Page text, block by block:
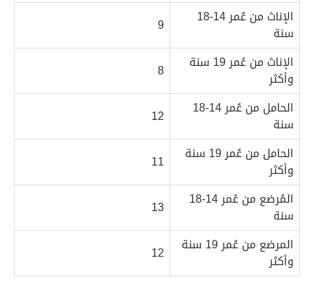
الإناث من عُمر 14-18
سنة
9
الإناث من عُمر 19 سنة
وأكثر
8
الحامل من عُمر 14-18
سنة
12
الحامل من عُمر 19 سنة
وأكثر
11
المُرضع من عُمر 14-18
سنة
13
المرضع من عُمر 19 سنة
وأكثر 12